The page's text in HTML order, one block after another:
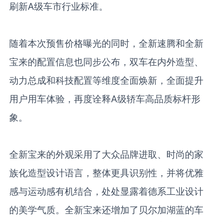
刷新A级车市行业标准。
随着本次预售价格曝光的同时，全新速腾和全新
宝来的配置信息也同步公布，双车在内外造型、
动力总成和科技配置等维度全面焕新，全面提升
用户用车体验，再度诠释A级轿车高品质标杆形
象。
全新宝来的外观采用了大众品牌进取、时尚的家
族化造型设计语言，整体更具识别性，并将优雅
感与运动感有机结合，处处显露着德系工业设计
的美学气质。全新宝来还增加了贝尔加湖蓝的车